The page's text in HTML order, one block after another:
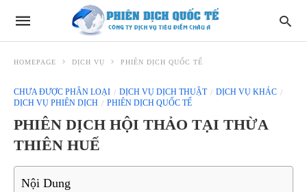
HOMEPAGE DỊCH VỤ PHIÊN DỊCH QUỐC TẾ
CHƯA ĐƯỢC PHÂN LOẠI DỊCH VỤ DỊCH THUẬT
DỊCH VỤ KHÁC
DỊCH VỤ PHIÊN DỊCH
PHIÊN DỊCH QUỐC TẾ
PHIÊN DỊCH HỘI THẢO TẠI THỪA
THIÊN HUẾ
Nội Dung